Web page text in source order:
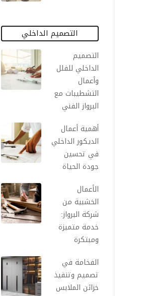
التصميم الداخلي
التصميم
الداخلي للفلل
وأعمال
التشطيبات مع
البرواز الفني
أهمية أعمال
الديكور الداخلي
في تحسين
جودة الحياة
الأعمال
الخشبية من
شركة البرواز:
خدمة متميزة
ومبتكرة
الفخامة في
تصميم وتنفيذ
خزائن الملابس